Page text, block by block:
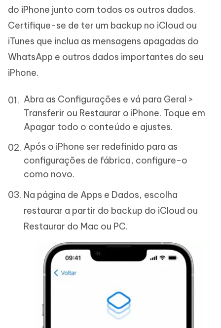
do iPhone junto com todos os outros dados.
Certifique-se de ter um backup no iCloud ou
iTunes que inclua as mensagens apagadas do
WhatsApp e outros dados importantes do seu
iPhone.
Abra as Configurações e vá para Geral >
Transferir ou Restaurar o iPhone. Toque em
Apagar todo o conteúdo e ajustes.
Após o iPhone ser redefinido para as
configurações de fábrica, configure-o
como novo.
Na página de Apps e Dados, escolha
restaurar a partir do backup do iCloud ou
Restaurar do Mac ou PC.